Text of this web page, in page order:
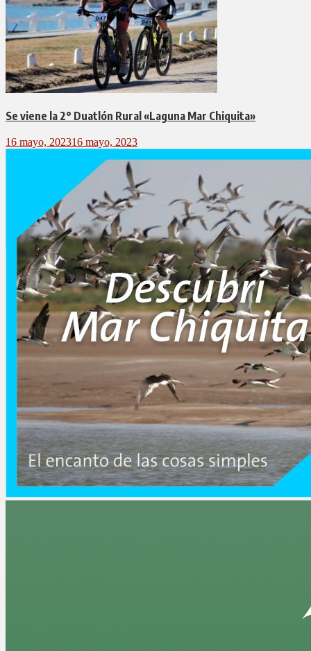
Se viene la 2° Duatlón Rural «Laguna Mar Chiquita»
16 mayo, 202316 mayo, 2023